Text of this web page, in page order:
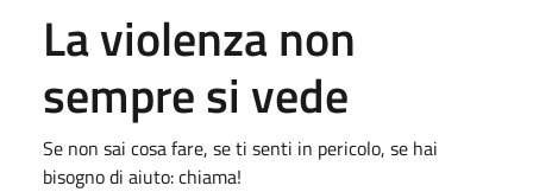
La violenza non
sempre si vede
Se non sai cosa fare, se ti senti in pericolo, se hai
bisogno di aiuto: chiama!